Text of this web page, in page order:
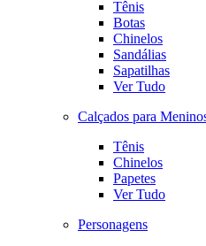
Tênis
Botas
Chinelos
Sandálias
Sapatilhas
Ver Tudo
Calçados para
Tênis
Chinelos
Papetes
Ver Tudo
Personagens